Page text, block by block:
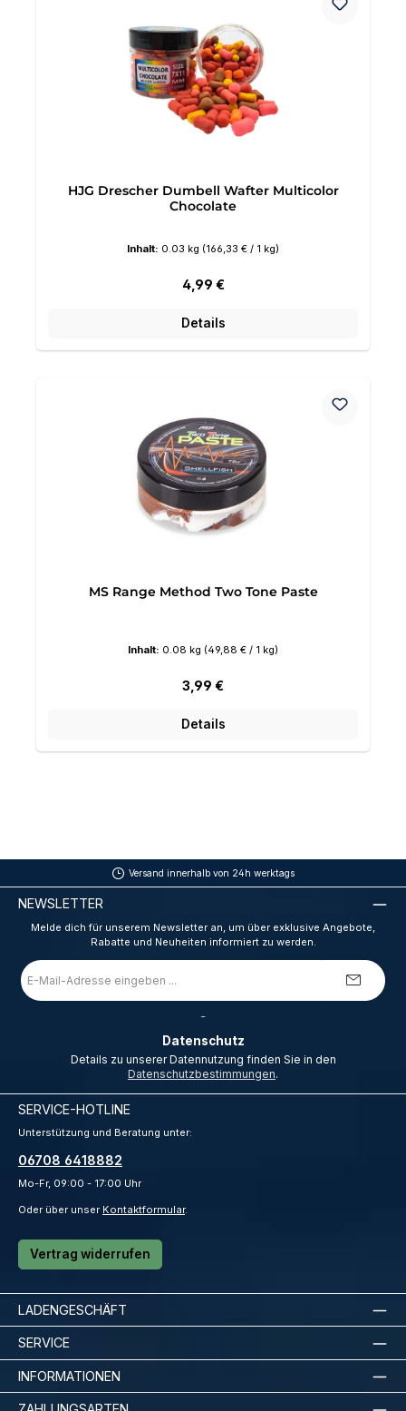
HJG Drescher Dumbell Wafter Multicolor
Chocolate
Inhalt: 0.03 kg (166,33 € / 1 kg)
Regulärer Preis:
4,99 €
Details
MS Range Method Two Tone Paste
Inhalt: 0.08 kg (49,88 € / 1 kg)
Regulärer Preis:
3,99 €
Details
Versand innerhalb von 24h werktags
NEWSLETTER
Melde dich für unserem Newsletter an, um über exklusive Angebote,
Rabatte und Neuheiten informiert zu werden.
E-
Mail-
Adresse
Datenschutz
Datenschutzbestimmungen.
SERVICE-HOTLINE
Unterstützung und Beratung unter:
06708 6418882
Mo-Fr, 09:00 - 17:00 Uhr
Oder über unser Kontaktformular.
Vertrag widerrufen
LADENGESCHÄFT
SERVICE
INFORMATIONEN